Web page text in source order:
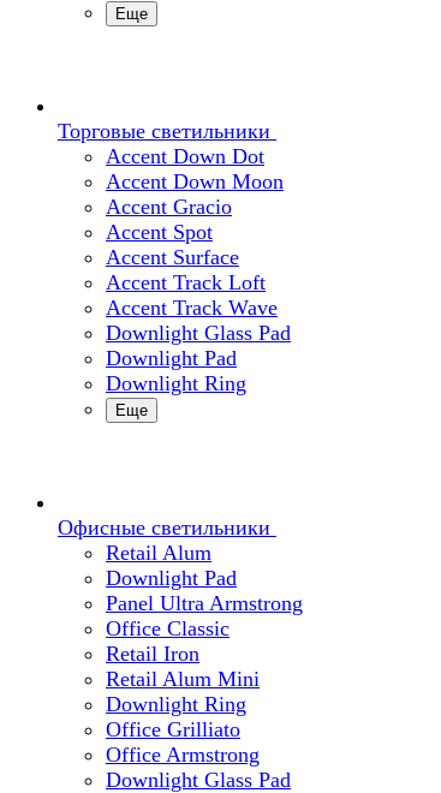
Еще
Торговые светильники
Accent Down Dot
Accent Down Moon
Accent Gracio
Accent Spot
Accent Surface
Accent Track Loft
Accent Track Wave
Downlight Glass Pad
Downlight Pad
Downlight Ring
Еще
Офисные светильники
Retail Alum
Downlight Pad
Panel Ultra Armstrong
Office Classic
Retail Iron
Retail Alum Mini
Downlight Ring
Office Grilliato
Office Armstrong
Downlight Glass Pad